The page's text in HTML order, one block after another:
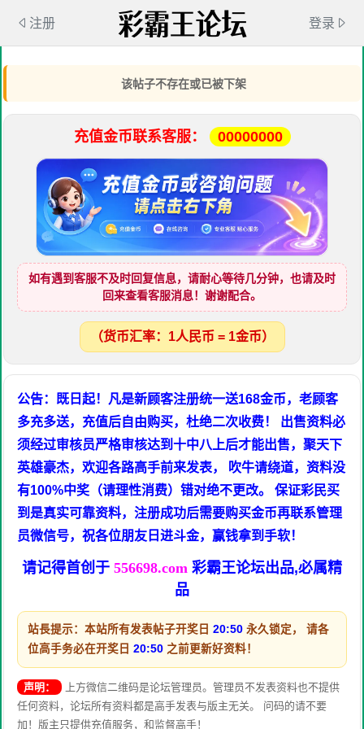
注册 登录
该帖子不存在或已被下架
充值金币联系客服： 00000000
如有遇到客服不及时回复信息，请耐心等待几分钟，也请及时
回来查看客服消息！谢谢配合。
（货币汇率：1人民币 = 1金币）
公告：既日起！凡是新顾客注册统一送168金币，老顾客
多充多送，充值后自由购买，杜绝二次收费！ 出售资料必
须经过审核员严格审核达到十中八上后才能出售，聚天下
英雄豪杰，欢迎各路高手前来发表， 吹牛请绕道，资料没
有100%中奖（请理性消费）错对绝不更改。 保证彩民买
到是真实可靠资料，注册成功后需要购买金币再联系管理
员微信号，祝各位朋友日进斗金，赢钱拿到手软！
请记得首创于 556698.com 彩霸王论坛出品,必属精
品
站長提示：本站所有发表帖子开奖日 20:50 永久锁定， 请各
位高手务必在开奖日 20:50 之前更新好资料！
声明：
上方微信二维码是论坛管理员。管理员不发表资料也不提供
任何资料，论坛所有资料都是高手发表与版主无关。 问码的请不要
加！版主只提供充值服务，和监督高手！